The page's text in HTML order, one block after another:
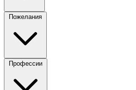
Пожелания
Профессии